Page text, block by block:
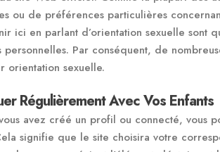
ou de préférences particulières
ici en parlant d’orientation sexuelle sont
personnelles. Par conséquent, de
orientation sexuelle.
Régulièrement Avec Vos Enfants
avez créé un profil ou connecté, vous
signifie que le site choisira votre